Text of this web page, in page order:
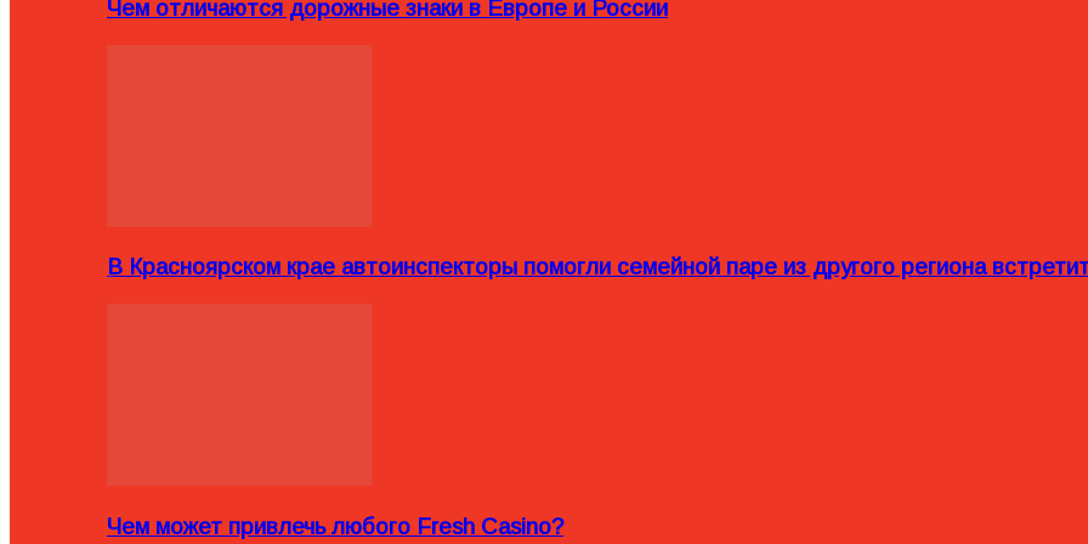
Чем отличаются дорожные знаки в Европе и России
В Красноярском крае автоинспекторы помогли семейной паре из другого региона
Чем может привлечь любого Fresh Casino?